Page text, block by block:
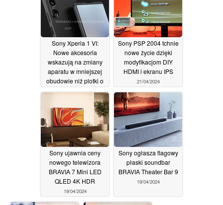
Sony Xperia 1 VI:
Nowe akcesoria
wskazują na zmiany
aparatu w mniejszej
obudowie niż plotki o
Xperii 10 VI27/04/2024
Sony PSP 2004 tchnie
nowe życie dzięki
modyfikacjom DIY
HDMI i ekranu IPS
21/04/2024
Sony ujawnia ceny
nowego telewizora
BRAVIA 7 Mini LED
QLED 4K HDR
19/04/2024
Sony ogłasza flagowy
płaski soundbar
BRAVIA Theater Bar 9
19/04/2024